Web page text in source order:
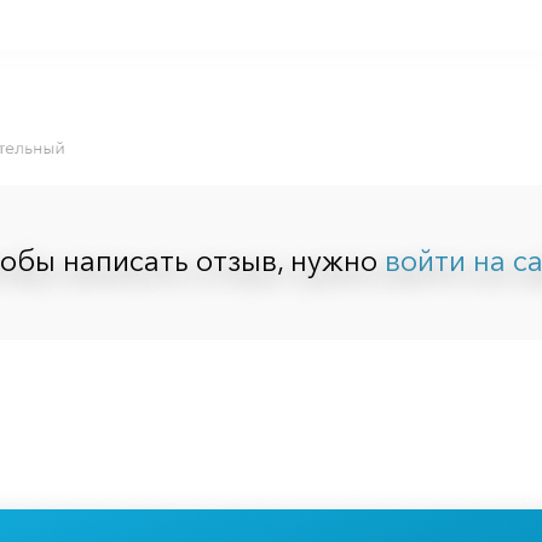
написать отзыв, нужно войти на